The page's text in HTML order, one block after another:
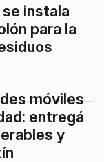
instala
para la
móviles
entregá
y